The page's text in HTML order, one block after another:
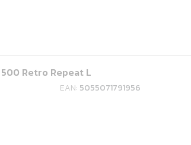
Retro Repeat L
EAN: 5055071791956